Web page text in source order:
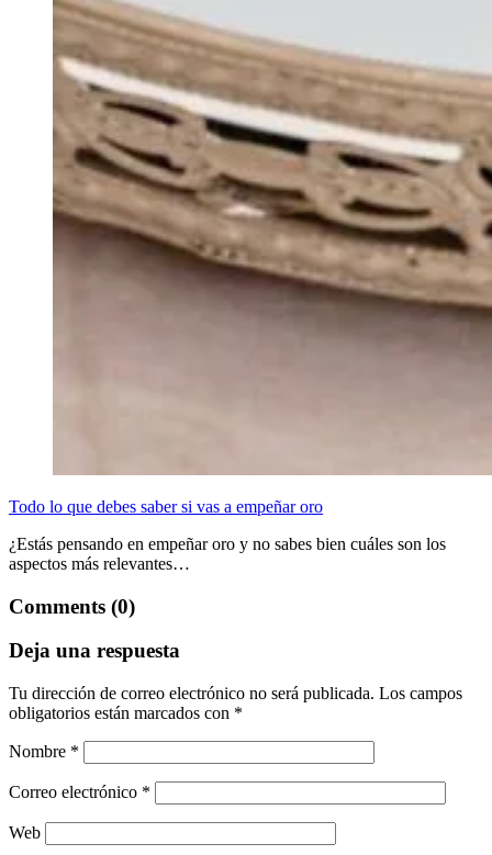
Todo lo que debes saber si vas a empeñar oro
¿Estás pensando en empeñar oro y no sabes bien cuáles son los
aspectos más relevantes…
Comments (0)
Deja una respuesta
Tu dirección de correo electrónico no será publicada. Los campos
obligatorios están marcados con *
Nombre *
Correo electrónico *
Web